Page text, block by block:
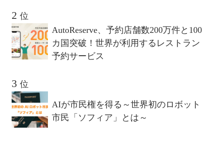
位
AutoReserve、予約店舗数200万件と100
カ国突破！世界が利用するレストラン
予約サービス
位
AIが市民権を得る～世界初のロボット
市民「ソフィア」とは～